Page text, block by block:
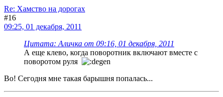
Re: Хамство на дорогах
#16
09:25, 01 декабря, 2011
Цитата: Аличка от 09:16, 01 декабря, 2011
А еще клево, когда поворотник включают вместе с
поворотом руля
Во! Сегодня мне такая барышня попалась...